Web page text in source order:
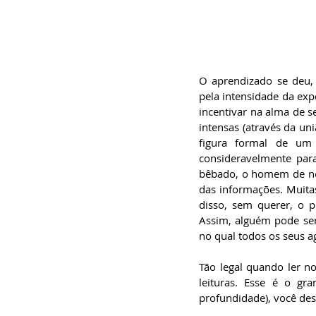
O aprendizado se
pela intensidade da
incentivar na alma de
intensas (através da
figura formal de um
consideravelmente
bêbado, o homem de
das informações.
disso, sem querer, o
Assim, alguém pode
no qual todos os seus
Tão legal quando ler
leituras. Esse é o
profundidade), você